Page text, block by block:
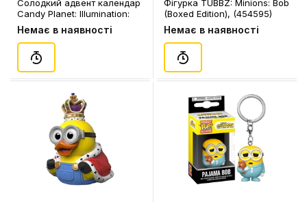
Солодкий адвент календар
Candy Planet: Illumination:
Minions, (039020)
Немає в наявності
Фігурка TUBBZ: Minions: Bob
(Boxed Edition), (454595)
Немає в наявності